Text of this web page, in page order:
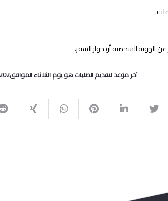
آخر‭ ‬موعد‭ ‬لتقديم‭ ‬الطلبات‭ ‬هو‭ ‬يوم‭ ‬الثلاثاء‭ ‬الموافق‭ ‬1/‬11‭/‬2202